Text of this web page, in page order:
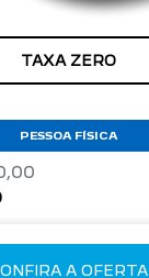
TAXA ZERO
PESSOA FÍSICA
A OFERTA